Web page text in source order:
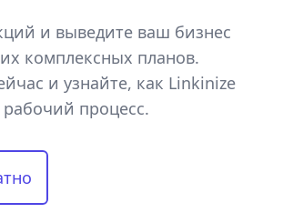
и выведите ваш бизнес
комплексных планов.
и узнайте, как Linkinize
процесс.